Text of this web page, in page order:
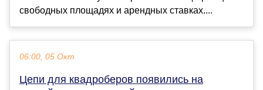
свободных площадях и арендных ставках....
06:00, 05 Окт
Цепи для квадроберов появились на